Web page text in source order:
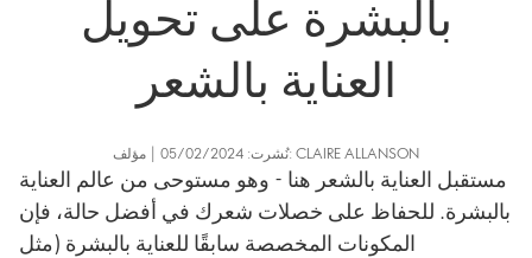
بالبشرة على تحويل
العناية بالشعر
نُشرت: 05/02/2024 | مؤلف: CLAIRE ALLANSON
مستقبل العناية بالشعر هنا - وهو مستوحى من عالم العناية
بالبشرة. للحفاظ على خصلات شعرك في أفضل حالة، فإن
المكونات المخصصة سابقًا للعناية بالبشرة (مثل